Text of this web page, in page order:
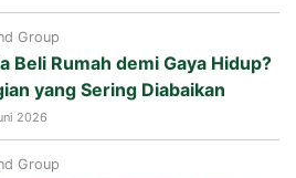
Group
Beli Rumah demi Gaya Hidup?
yang Sering Diabaikan
2026
Group